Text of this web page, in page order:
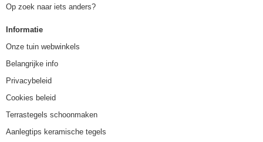
Op zoek naar iets anders?
Informatie
Onze tuin webwinkels
Belangrijke info
Privacybeleid
Cookies beleid
Terrastegels schoonmaken
Aanlegtips keramische tegels